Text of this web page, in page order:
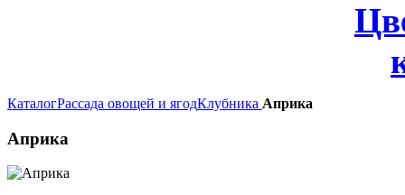
КаталогРассада овощей и ягодКлубника Априка
Априка